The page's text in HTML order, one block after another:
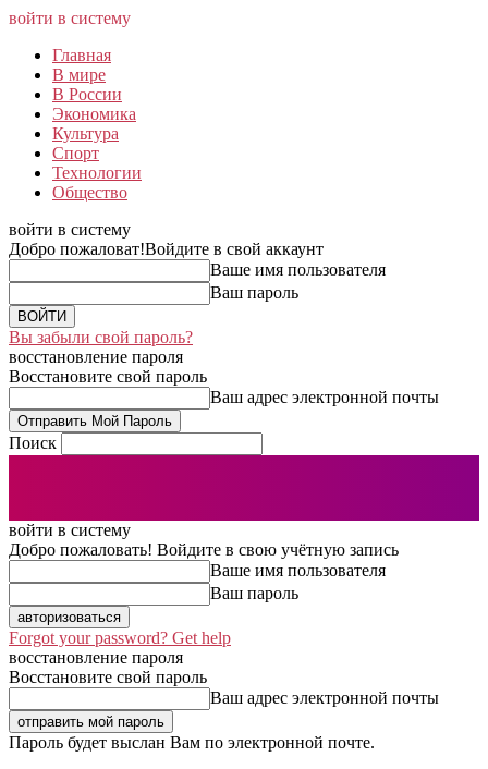
войти в систему
Главная
В мире
В России
Экономика
Культура
Спорт
Технологии
Общество
войти в систему
Добро пожаловат!Войдите в свой аккаунт
Ваше имя пользователя
Ваш пароль
Вы забыли свой пароль?
восстановление пароля
Восстановите свой пароль
Ваш адрес электронной почты
Поиск
войти в систему
Добро пожаловать! Войдите в свою учётную запись
Ваше имя пользователя
Ваш пароль
Forgot your password? Get help
восстановление пароля
Восстановите свой пароль
Ваш адрес электронной почты
Пароль будет выслан Вам по электронной почте.